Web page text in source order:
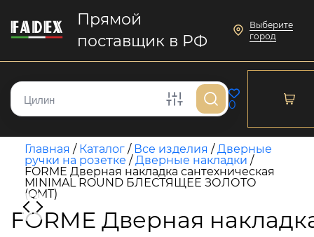
Прямой
поставщик в РФ
Выберите
город
0
Главная / Каталог / Все изделия /Дверные
ручки на розетке /Дверные накладки /
FORME Дверная накладка сантехническая
MINIMAL ROUND БЛЕСТЯЩЕЕ ЗОЛОТО
(QMT)
FORME Дверная